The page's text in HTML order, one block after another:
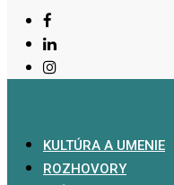
content
KULTÚRA A UMENIE
ROZHOVORY